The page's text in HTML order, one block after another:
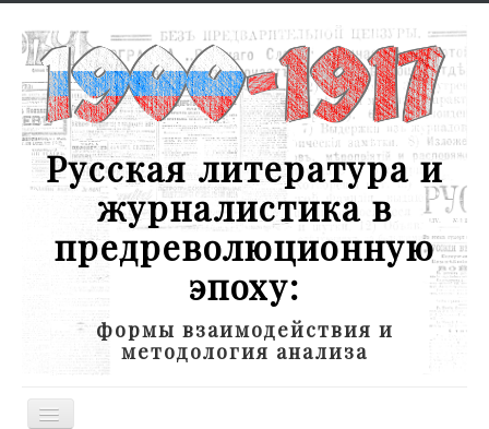
Русская литература и
журналистика в
предреволюционную
эпоху:
формы взаимодействия и
методология анализа
Toggle